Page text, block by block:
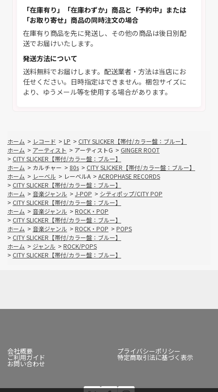
「在庫有り」「在庫わずか」商品と「予約中」または
「お取り寄せ」商品の同時注文の場合
在庫有り商品を先に発送し、その他の商品は後日別配
送でお届けいたします。
発送方法について
送料無料でお届けします。配送業者・方法は当店にお
任せください。日時指定はできません。梱包サイズに
より、ゆうメール等を使用する場合があります。
ホーム > レコード > LP > CITY SLICKER【帯付/カラー盤：ブルー】
ホーム > アーティスト > アーティストG > GINGER ROOT
> CITY SLICKER【帯付/カラー盤：ブルー】
ホーム > カルチャー > 80s > CITY SLICKER【帯付/カラー盤：ブルー】
ホーム > レーベル > レーベルA > ACROPHASE RECORDS
> CITY SLICKER【帯付/カラー盤：ブルー】
ホーム > 音楽ジャンル > J-POP > シティポップ/CITY POP
> CITY SLICKER【帯付/カラー盤：ブルー】
ホーム > 音楽ジャンル > ROCK・POP
> CITY SLICKER【帯付/カラー盤：ブルー】
ホーム > 音楽ジャンル > ROCK・POP > POPS
> CITY SLICKER【帯付/カラー盤：ブルー】
ホーム > ジャンル > ROCK/POPS
> CITY SLICKER【帯付/カラー盤：ブルー】
会社概要 プライバシーポリシー
ご利用ガイド 特定商取引法に基づく表示
お問い合わせ